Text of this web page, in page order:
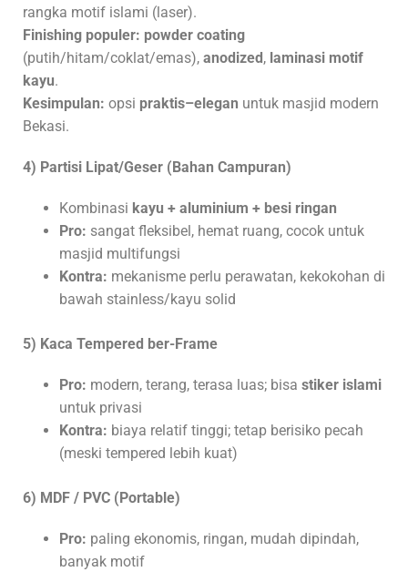
rangka motif islami (laser).
Finishing populer: powder coating
(putih/hitam/coklat/emas), anodized , laminasi motif
kayu.
Kesimpulan: opsi praktis–elegan untuk masjid modern
Bekasi.
4) Partisi Lipat/Geser (Bahan Campuran)
Kombinasi kayu + aluminium + besi ringan
Pro: sangat fleksibel, hemat ruang, cocok untuk
masjid multifungsi
Kontra: mekanisme perlu perawatan, kekokohan di
bawah stainless/kayu solid
5) Kaca Tempered ber-Frame
Pro: modern, terang, terasa luas; bisa stiker islami
untuk privasi
Kontra: biaya relatif tinggi; tetap berisiko pecah
(meski tempered lebih kuat)
6) MDF / PVC (Portable)
Pro: paling ekonomis, ringan, mudah dipindah,
banyak motif